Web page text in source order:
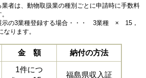
者は、動物取扱業の種別ごとに申請時に手数料
の3業種登録する場合・・・ 3業種 × 15，
ります。
金 額 納付の方法
1件につ
福島県収入証